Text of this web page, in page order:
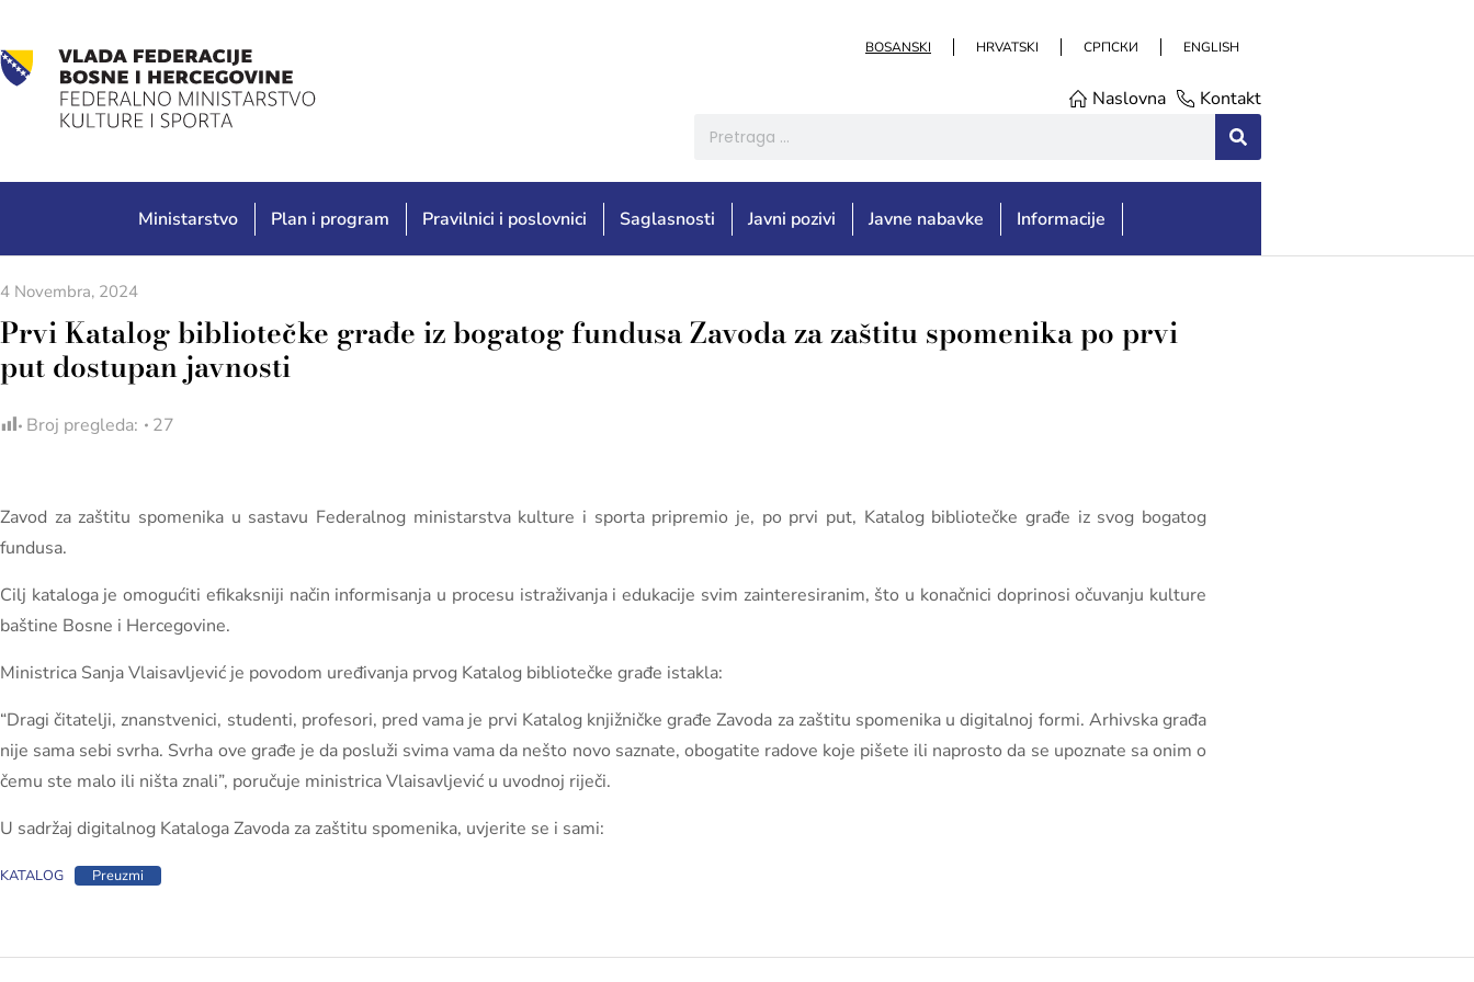
BOSANSKI HRVATSKI СРПСКИ ENGLISH
Naslovna Kontakt
Ministarstvo Plan i program Pravilnici i poslovnici Saglasnosti Javni pozivi Javne nabavke Informacije
4 Novembra, 2024
Prvi Katalog bibliotečke građe iz bogatog fundusa Zavoda za zaštitu spomenika po prvi
put dostupan javnosti
Broj pregleda: 27
Zavod za zaštitu spomenika u sastavu Federalnog ministarstva kulture i sporta pripremio je, po prvi put, Katalog bibliotečke građe iz svog bogatog
fundusa.
Cilj kataloga je omogućiti efikaksniji način informisanja u procesu istraživanja i edukacije svim zainteresiranim, što u konačnici doprinosi očuvanju kulture
baštine Bosne i Hercegovine.
Ministrica Sanja Vlaisavljević je povodom uređivanja prvog Katalog bibliotečke građe istakla:
“Dragi čitatelji, znanstvenici, studenti, profesori, pred vama je prvi Katalog knjižničke građe Zavoda za zaštitu spomenika u digitalnoj formi. Arhivska građa
nije sama sebi svrha. Svrha ove građe je da posluži svima vama da nešto novo saznate, obogatite radove koje pišete ili naprosto da se upoznate sa onim o
čemu ste malo ili ništa znali”, poručuje ministrica Vlaisavljević u uvodnoj riječi.
U sadržaj digitalnog Kataloga Zavoda za zaštitu spomenika, uvjerite se i sami:
KATALOG Preuzmi